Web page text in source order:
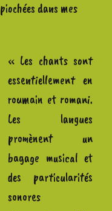
dans mes
« Les chants sont
essentiellement en
roumain et romani.
Les langues
promènent un
bagage musical et
des particularités
sonores